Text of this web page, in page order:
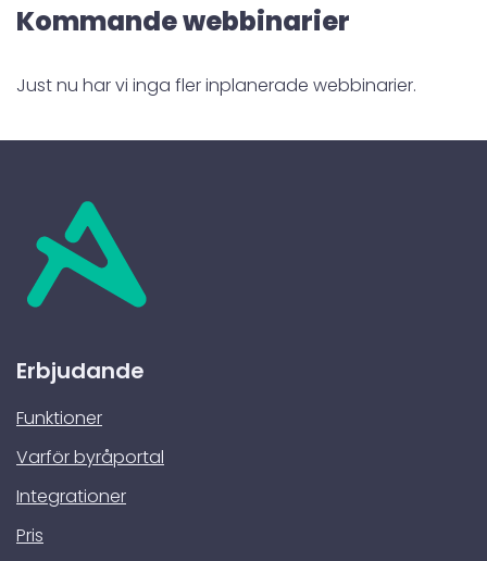
Kommande webbinarier
Just nu har vi inga fler inplanerade webbinarier.
Erbjudande
Funktioner
Varför byråportal
Integrationer
Pris